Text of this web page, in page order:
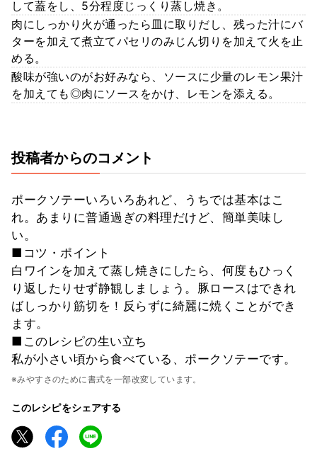
して蓋をし、5分程度じっくり蒸し焼き。
肉にしっかり火が通ったら皿に取りだし、残った汁にバ
ターを加えて煮立てパセリのみじん切りを加えて火を止
める。
酸味が強いのがお好みなら、ソースに少量のレモン果汁
を加えても◎肉にソースをかけ、レモンを添える。
投稿者からのコメント
ポークソテーいろいろあれど、うちでは基本はこ
れ。あまりに普通過ぎの料理だけど、簡単美味し
い。
■コツ・ポイント
白ワインを加えて蒸し焼きにしたら、何度もひっく
り返したりせず静観しましょう。豚ロースはできれ
ばしっかり筋切を！反らずに綺麗に焼くことができ
ます。
■このレシピの生い立ち
私が小さい頃から食べている、ポークソテーです。
※みやすさのために書式を一部改変しています。
このレシピをシェアする